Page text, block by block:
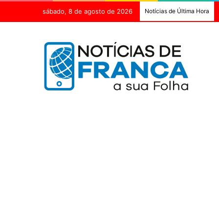
sábado, 8 de agosto de 2026 Notícias de Última Hora